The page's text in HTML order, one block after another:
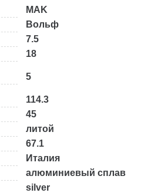
MAK
Вольф
7.5
18
5
114.3
45
литой
67.1
Италия
алюминиевый сплав
silver